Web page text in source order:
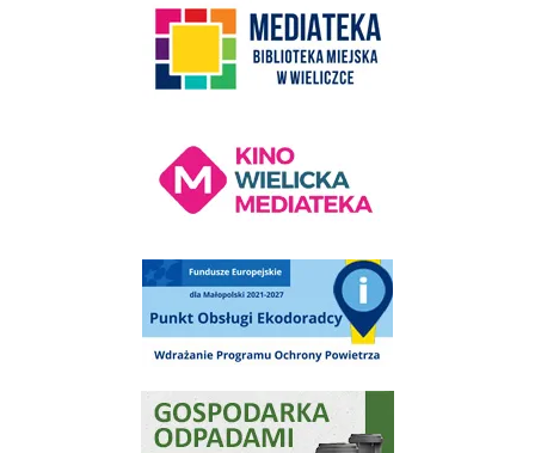
Punkt Obsługi Ekodoradcy Wieliczka
Gospodarka odpadami na terenie Miasta i Gminy Wieliczka